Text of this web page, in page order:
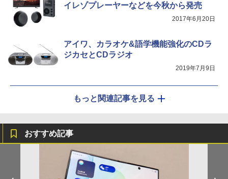
イレゾプレーヤーなどを今秋から発売
2017年6月20日
アイワ、カラオケ&語学機能強化のCDラ
ジカセとCDラジオ
2019年7月9日
もっと関連記事を見る
おすすめ記事